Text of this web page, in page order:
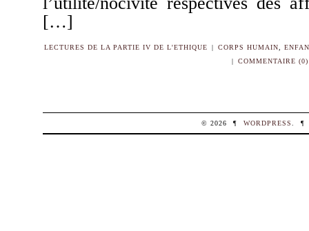
[…]
LECTURES DE LA PARTIE IV DE L'ETHIQUE | CORPS HUMAIN ,
|
COMMENTAIRE (0)
© 2026 ¶ WORDPRESS ¶